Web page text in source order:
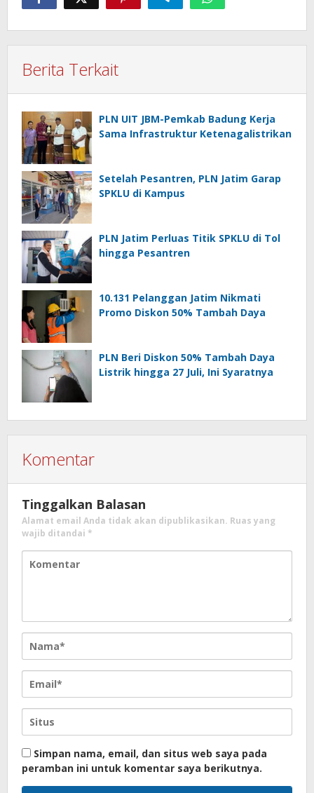
Berita Terkait
PLN UIT JBM-Pemkab Badung Kerja
Sama Infrastruktur Ketenagalistrikan
Setelah Pesantren, PLN Jatim Garap
SPKLU di Kampus
PLN Jatim Perluas Titik SPKLU di Tol
hingga Pesantren
10.131 Pelanggan Jatim Nikmati
Promo Diskon 50% Tambah Daya
PLN Beri Diskon 50% Tambah Daya
Listrik hingga 27 Juli, Ini Syaratnya
Komentar
Tinggalkan Balasan
Alamat email Anda tidak akan dipublikasikan. Ruas yang
wajib ditandai *
Simpan nama, email, dan situs web saya pada
peramban ini untuk komentar saya berikutnya.